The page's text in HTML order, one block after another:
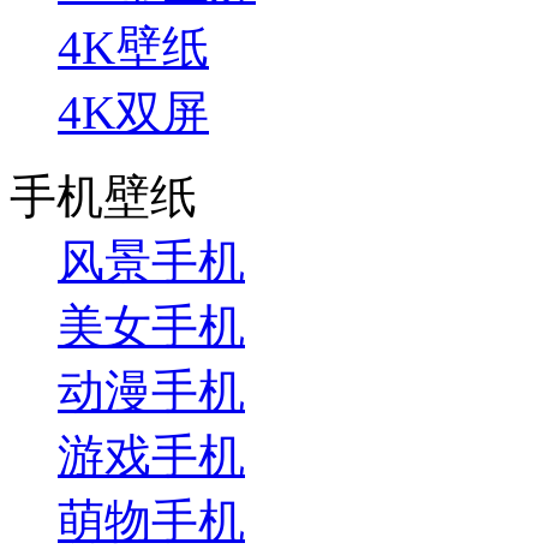
4K壁纸
4K双屏
手机壁纸
风景手机
美女手机
动漫手机
游戏手机
萌物手机